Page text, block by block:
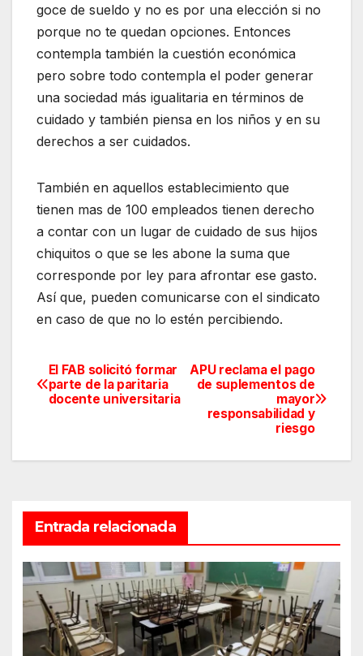
goce de sueldo y no es por una elección si no
porque no te quedan opciones. Entonces
contempla también la cuestión económica
pero sobre todo contempla el poder generar
una sociedad más igualitaria en términos de
cuidado y también piensa en los niños y en su
derechos a ser cuidados.
También en aquellos establecimiento que
tienen mas de 100 empleados tienen derecho
a contar con un lugar de cuidado de sus hijos
chiquitos o que se les abone la suma que
corresponde por ley para afrontar ese gasto.
Así que, pueden comunicarse con el sindicato
en caso de que no lo estén percibiendo.
Navegación
de
APU reclama el pago
de suplementos de
mayor
responsabilidad y
riesgo
El FAB solicitó formar
parte de la paritaria
docente universitaria
Entrada relacionada